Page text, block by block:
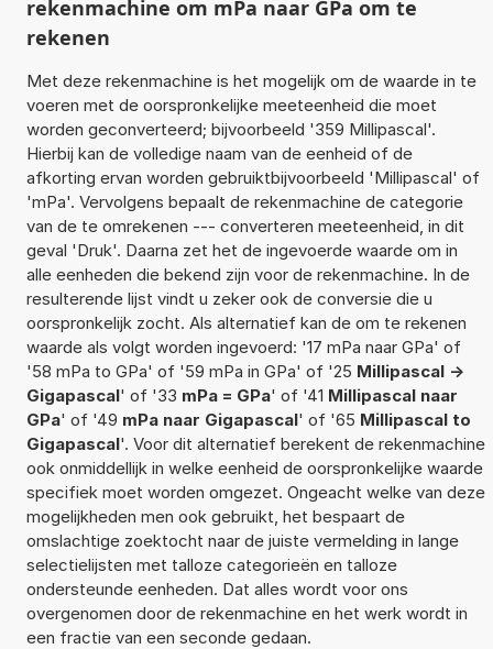
rekenmachine om mPa naar GPa om te
rekenen
Met deze rekenmachine is het mogelijk om de waarde in te
voeren met de oorspronkelijke meeteenheid die moet
worden geconverteerd; bijvoorbeeld '359 Millipascal'.
Hierbij kan de volledige naam van de eenheid of de
afkorting ervan worden gebruiktbijvoorbeeld 'Millipascal' of
'mPa'. Vervolgens bepaalt de rekenmachine de categorie
van de te omrekenen --- converteren meeteenheid, in dit
geval 'Druk'. Daarna zet het de ingevoerde waarde om in
alle eenheden die bekend zijn voor de rekenmachine. In de
resulterende lijst vindt u zeker ook de conversie die u
oorspronkelijk zocht. Als alternatief kan de om te rekenen
waarde als volgt worden ingevoerd: '17 mPa naar GPa' of
'58 mPa to GPa' of '59 mPa in GPa' of '25 Millipascal ->
Gigapascal' of '33 mPa = GPa' of '41 Millipascal naar
GPa' of '49 mPa naar Gigapascal' of '65 Millipascal to
Gigapascal'. Voor dit alternatief berekent de rekenmachine
ook onmiddellijk in welke eenheid de oorspronkelijke waarde
specifiek moet worden omgezet. Ongeacht welke van deze
mogelijkheden men ook gebruikt, het bespaart de
omslachtige zoektocht naar de juiste vermelding in lange
selectielijsten met talloze categorieën en talloze
ondersteunde eenheden. Dat alles wordt voor ons
overgenomen door de rekenmachine en het werk wordt in
een fractie van een seconde gedaan.